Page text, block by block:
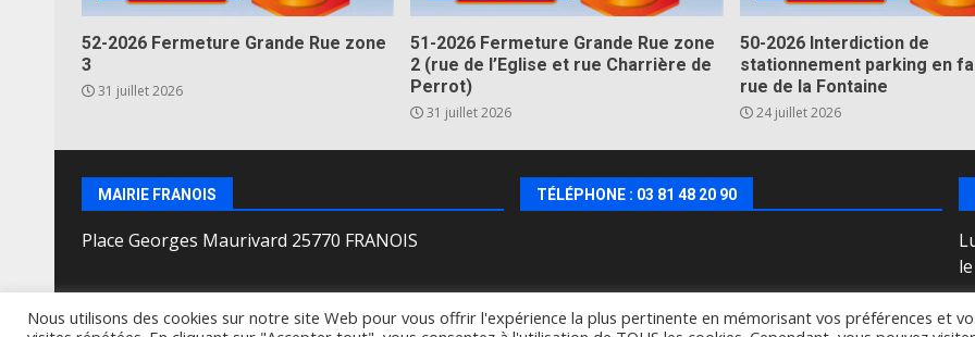
52-2026 Fermeture Grande Rue zone
3
31 juillet 2026
51-2026 Fermeture Grande Rue zone
2 (rue de l’Eglise et rue Charrière de
Perrot)
31 juillet 2026
50-2026 Interdiction de
stationnement parking en
rue de la Fontaine
24 juillet 2026
MAIRIE FRANOIS
Place Georges Maurivard 25770 FRANOIS
TÉLÉPHONE : 03 81 48 20 90
Copyright © All rights reserved.|DarkNewsby AF themes.
Nous utilisons des cookies sur notre site Web pour vous offrir l'expérience la plus pertinente en mémorisant vos préférences et